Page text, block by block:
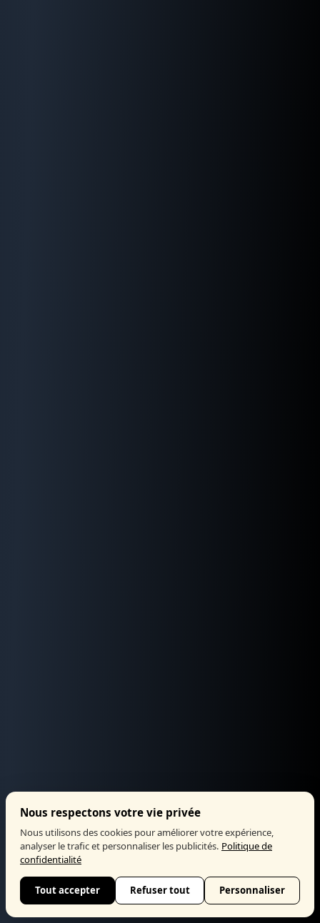
Nous respectons votre vie privée
Nous utilisons des cookies pour améliorer votre expérience,
analyser le trafic et personnaliser les publicités. Politique de
confidentialité
Tout accepter Refuser tout Personnaliser